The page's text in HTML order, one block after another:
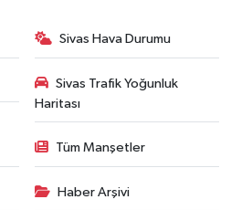
Sivas Hava Durumu
Sivas Trafik Yoğunluk
Haritası
Tüm Manşetler
Haber Arşivi